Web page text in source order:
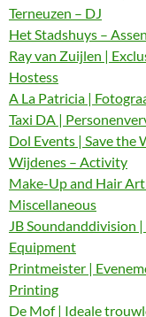
Terneuzen – DJ
Het Stadshuys –
Ray van Zuijlen |
Hostess
A La Patricia |
Taxi DA |
Dol Events | Save the
Wijdenes – Activity
Make-Up and Hair
Miscellaneous
JB Soundanddivision
Equipment
Printmeister |
Printing
De Mof | Ideale